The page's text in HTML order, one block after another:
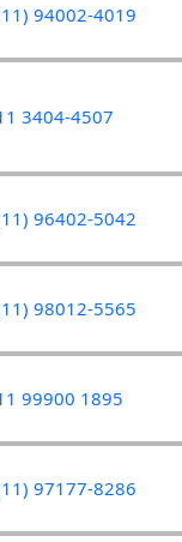
94002-4019
3404-4507
96402-5042
98012-5565
99900 1895
97177-8286